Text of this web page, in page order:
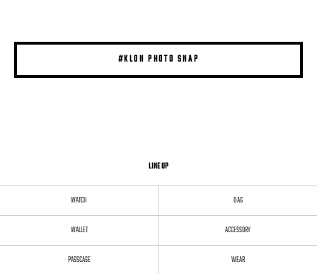
#KLON PHOTO SNAP
LINE UP
WATCH BAG
WALLET ACCESSORY
PASSCASE WEAR